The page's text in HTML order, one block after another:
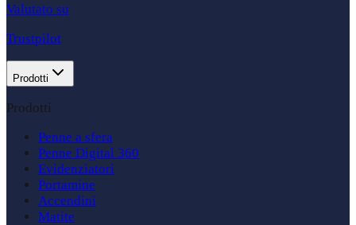
Valutato su
Trustpilot
Prodotti
Prodotti
Penne a sfera
Penne Digital 360
Evidenziatori
Portamine
Accendini
Matite